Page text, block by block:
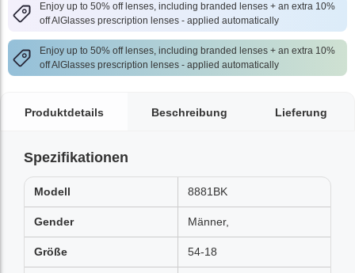
Enjoy up to 50% off lenses, including branded lenses + an extra 10%
off AlGlasses prescription lenses - applied automatically
Enjoy up to 50% off lenses, including branded lenses + an extra 10%
off AlGlasses prescription lenses - applied automatically
Produktdetails Beschreibung Lieferung
Spezifikationen
Modell 8881BK
Gender Männer,
Größe 54-18